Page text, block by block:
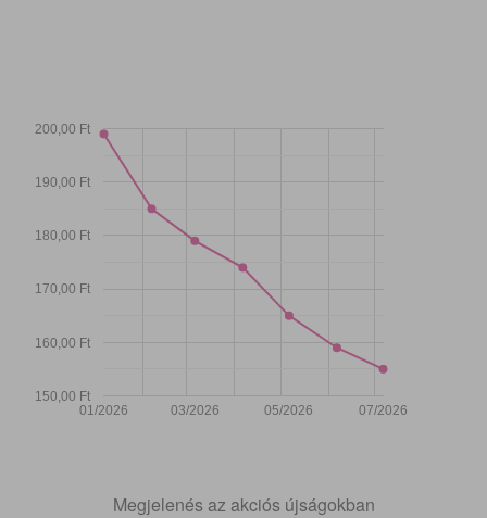
01/2026 03/2026 05/2026 07/2026
150,00 Ft
160,00 Ft
170,00 Ft
180,00 Ft
190,00 Ft
200,00 Ft
Megjelenés az akciós újságokban